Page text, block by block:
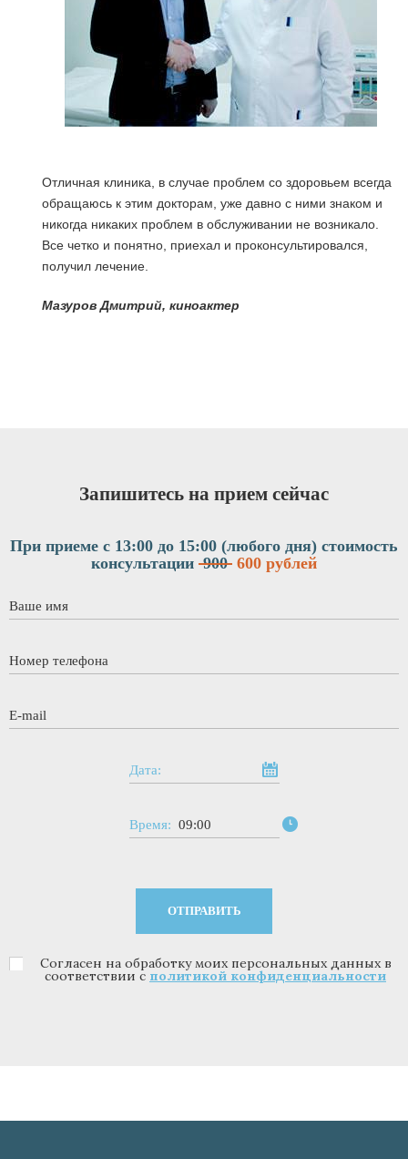
Отличная клиника, в случае проблем со здоровьем всегда
обращаюсь к этим докторам, уже давно с ними знаком и
никогда никаких проблем в обслуживании не возникало.
Все четко и понятно, приехал и проконсультировался,
получил лечение.
Мазуров Дмитрий, киноактер
Запишитесь на прием сейчас
При приеме с 13:00 до 15:00 (любого дня) стоимость
консультации 900 600 рублей
Ваше имя
Номер телефона
E-mail
Дата:
Время: 09:00
Политика конфиденциальности*
Согласен на обработку моих персональных данных в
соответствии с политикой конфиденциальности